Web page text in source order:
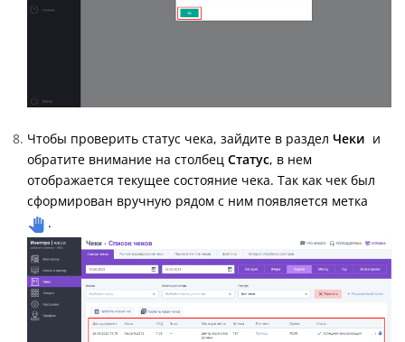
Чтобы проверить статус чека, зайдите в раздел Чеки и
обратите внимание на столбец Статус, в нем
отображается текущее состояние чека. Так как чек был
сформирован вручную рядом с ним появляется метка
.